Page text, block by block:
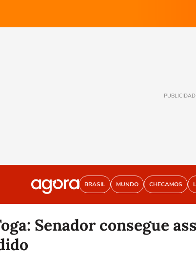
BRASIL MUNDO CHECAMOS
Senador consegue